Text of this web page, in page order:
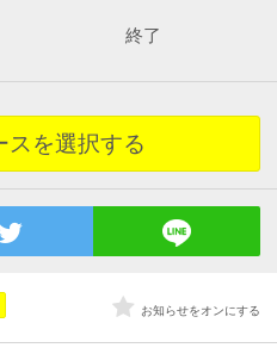
終了
スを選択する
お知らせをオンにする